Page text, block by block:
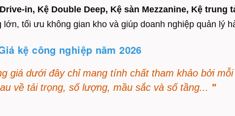
in, Kệ Double Deep, Kệ sàn Mezzanine, Kệ trung
lớn, tối ưu không gian kho và giúp doanh nghiệp quản lý
kệ công nghiệp năm 2026
giá dưới đây chỉ mang tính chất tham khảo bởi
về tải trọng, số lượng, mầu sắc và số tầng... "